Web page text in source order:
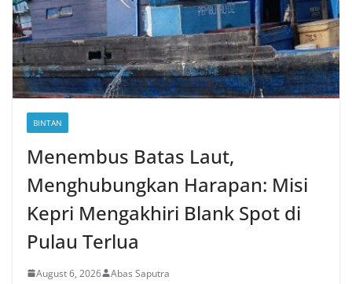
BINTAN
Menembus Batas Laut,
Menghubungkan Harapan: Misi
Kepri Mengakhiri Blank Spot di
Pulau Terlua
August 6, 2026 Abas Saputra